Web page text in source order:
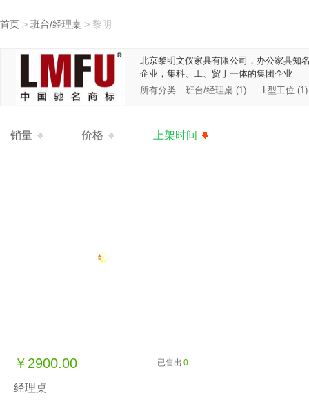
首页 > 班台/经理桌 > 黎明
北京黎明文仪家具有限公司，办公家具知
企业，集科、工、贸于一体的集团企业
所有分类
班台/经理桌 (1) L型工位 (1)
销量 价格 上架时间
￥2900.00 已售出 0
经理桌